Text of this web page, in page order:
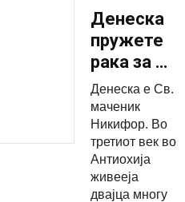
Денеска
пружете
рака за да
ве
овој
светец:
Скараните
се
Денеска е Св.
маченик
Никифор. Во
третиот век во
Антиохија
живееја
двајца многу